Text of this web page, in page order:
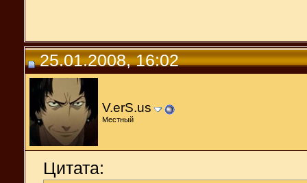
25.01.2008, 16:02
V.erS.us
Местный
Цитата: